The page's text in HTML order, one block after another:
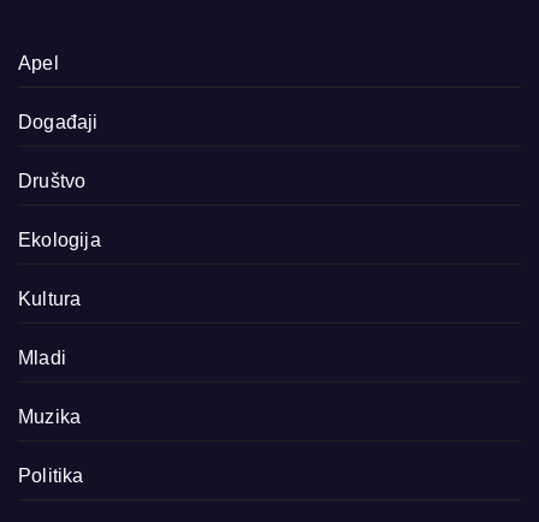
Apel
Događaji
Društvo
Ekologija
Kultura
Mladi
Muzika
Politika